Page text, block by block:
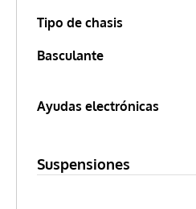
Tipo de chasis
Basculante
Ayudas electrónicas
Suspensiones